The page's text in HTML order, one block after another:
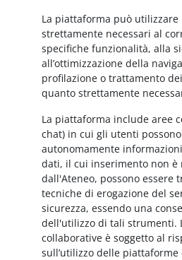
La piattaforma può
strettamente necessari al
specifiche funzionalità, alla
all’ottimizzazione della
profilazione o trattamento
quanto strettamente
La piattaforma include aree
chat) in cui gli utenti
autonomamente
dati, il cui inserimento non è
dall'Ateneo, possono essere
tecniche di erogazione del
sicurezza, essendo una
dell'utilizzo di tali strumenti.
collaborative è soggetto al
sull’utilizzo delle piattaforme